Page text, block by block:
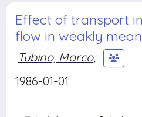
Effect of transport
flow in weakly
Tubino, Marco;
1986-01-01